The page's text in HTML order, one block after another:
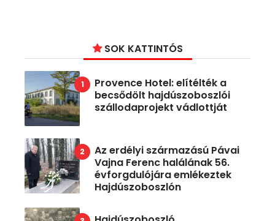
SOK KATTINTÓS
Provence Hotel: elítélték a
becsődölt hajdúszoboszlói
szállodaprojekt vádlottját
Az erdélyi származású Pávai
Vajna Ferenc halálának 56.
évforgdulójára emlékeztek
Hajdúszoboszlón